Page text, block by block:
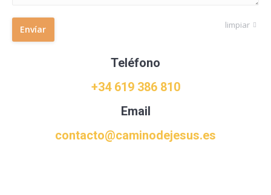
Envíar limpiar
Teléfono
+34 619 386 810
Email
contacto@caminodejesus.es